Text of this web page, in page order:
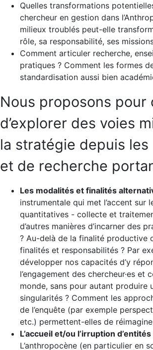
Quelles transformations
chercheur en gestion dans
milieux troublés peut-elle
rôle, sa responsabilité, ses
Comment articuler recherche,
pratiques ? Comment les formes
standardisation aussi bien
Nous proposons pour
d’explorer des voies
la stratégie depuis
et de recherche
Les modalités et finalités
instrumentale qui met l’accent
quantitatives - collecte et
d’autres manières d’incarner des
? Au-delà de la finalité productive
finalités et responsabilités ? Par
développer nos capacités d’y
l’engagement des chercheur·es
monde, sans pour autant produire
singularités ? Comment les
de l’enquête (par exemple
etc.) permettent-elles de
L’accueil et/ou l’irruption
L’anthropocène (en particulier en